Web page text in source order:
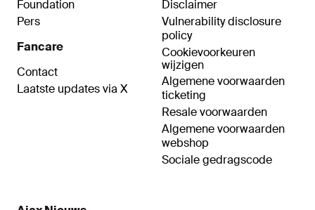
Foundation
Pers
Fancare
Contact
Laatste updates via X
Disclaimer
Vulnerability disclosure
policy
Cookievoorkeuren
wijzigen
Algemene voorwaarden
ticketing
Resale voorwaarden
Algemene voorwaarden
webshop
Sociale gedragscode